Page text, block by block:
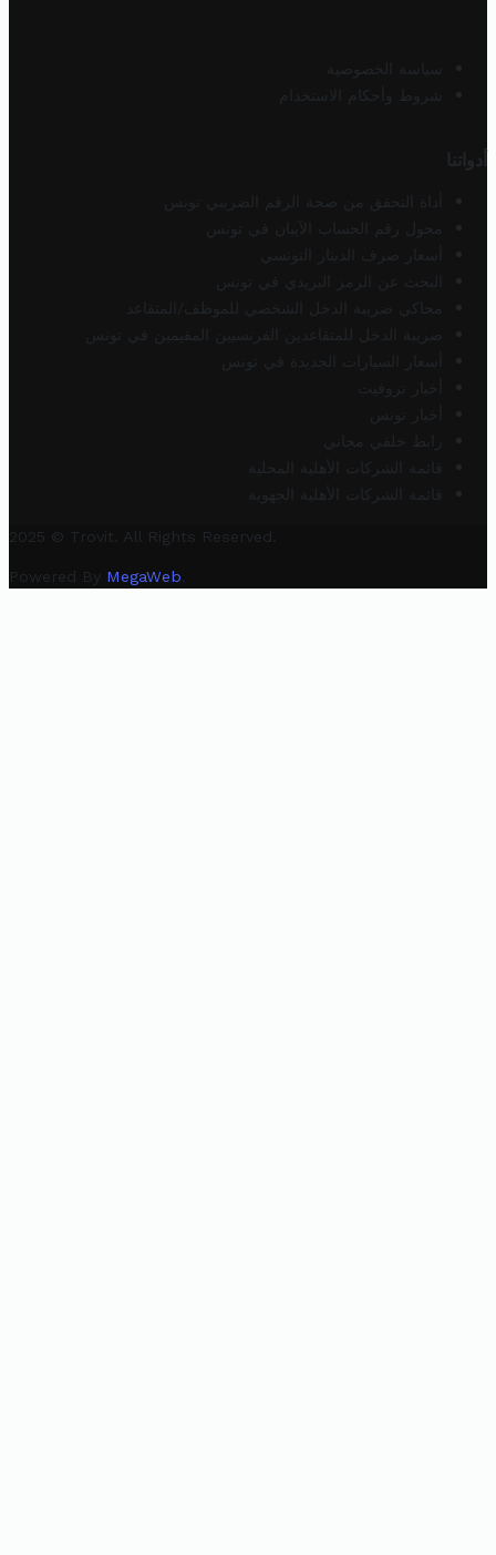
سياسة الخصوصية
شروط وأحكام الاستخدام
أدواتنا
أداة التحقق من صحة الرقم الضريبي تونس
محول رقم الحساب الآيبان في تونس
أسعار صرف الدينار التونسي
البحث عن الرمز البريدي في تونس
محاكي ضريبة الدخل الشخصي للموظف/المتقاعد
ضريبة الدخل للمتقاعدين الفرنسيين المقيمين في تونس
أسعار السيارات الجديدة في تونس
أخبار تروفيت
أخبار تونس
رابط خلفي مجاني
قائمة الشركات الأهلية المحلية
قائمة الشركات الأهلية الجهوية
2025 © Trovit. All Rights Reserved.
Powered By MegaWeb